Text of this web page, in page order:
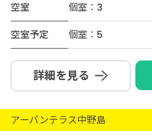
空室
個室：3
空室予定
個室：5
詳細を見る
アーバンテラス中野島